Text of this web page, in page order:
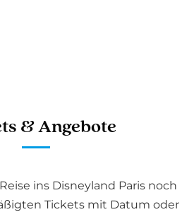
& Angebote
ins Disneyland Paris noch
Tickets mit Datum oder